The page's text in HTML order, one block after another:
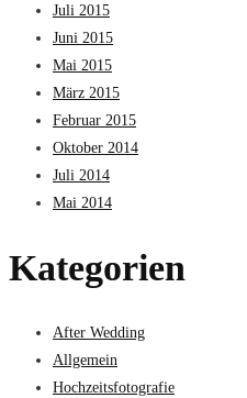
Juli 2015
Juni 2015
Mai 2015
März 2015
Februar 2015
Oktober 2014
Juli 2014
Mai 2014
Kategorien
After Wedding
Allgemein
Hochzeitsfotografie